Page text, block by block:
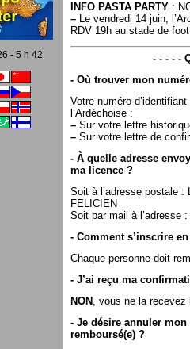
- 5 h 42
INFO PASTA PARTY :
– Le vendredi 14 juin,
RDV 19h au stade de
- - - - -
- Où trouver mon
Votre numéro
l’Ardéchoise :
– Sur votre lettre
– Sur votre lettre de
- À quelle adresse
ma licence ?
Soit à l’adresse postale :
FELICIEN
Soit par mail à l’adresse
- Comment s’inscrire
Chaque personne doit
- J’ai reçu ma
NON , vous ne la recevez
- Je désire annuler
remboursé(e) ?